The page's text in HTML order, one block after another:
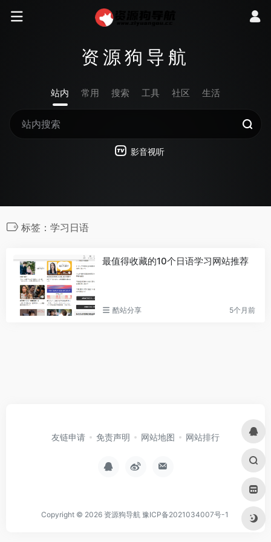
资源狗导航
站内 常用 搜索 工具 社区 生活
影音视听
标签：学习日语
最值得收藏的10个日语学习网站推荐
酷站分享 5个月前
友链申请 免责声明 网站地图 网站排行
Copyright © 2026 资源狗导航 豫ICP备2021034007号-1